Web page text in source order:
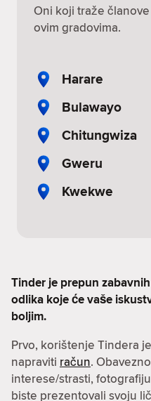
Oni koji traže
ovim gradovima.
Harare
Bulawayo
Chitungwiza
Gweru
Kwekwe
Tinder je prepun
odlika koje će vaše
boljim.
Prvo, korištenje Tindera
napraviti račun.
interese/strasti,
biste prezentovali svoju